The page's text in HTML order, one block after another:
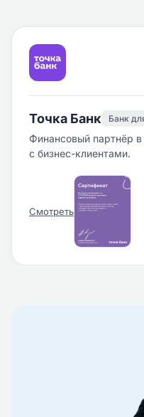
Точка Банк Банк
Финансовый партнёр
с бизнес-клиентами.
Смотреть